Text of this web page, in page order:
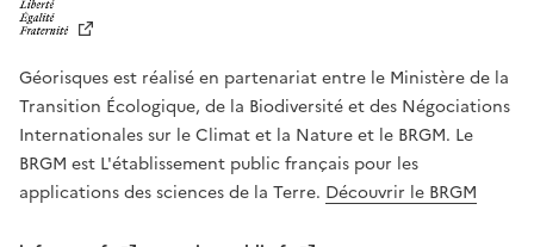
T
É
,
É
G
A
L
Géorisques est réalisé en partenariat entre le Ministère de la
Transition Écologique, de la Biodiversité et des Négociations
Internationales sur le Climat et la Nature et le BRGM. Le
BRGM est L'établissement public français pour les
applications des sciences de la Terre. Découvrir le BRGM